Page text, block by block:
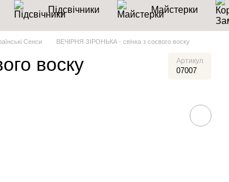
Підсвічники Майстерки
Сенси ВЕЧІРНЯ ЗІРОНЬКА - свічка з соєвого воску
воску Артикул
07007